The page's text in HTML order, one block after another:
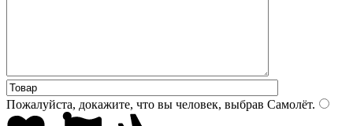
Пожалуйста, докажите, что вы человек, выбрав Самолёт.